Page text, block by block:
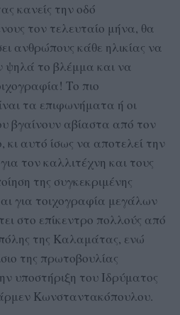
κανείς την οδό
τον τελευταίο μήνα, θα
ανθρώπους κάθε ηλικίας να
ψηλά το βλέμμα και να
Το πιο
τα επιφωνήματα ή οι
βγαίνουν αβίαστα από τον
αυτό ίσως να αποτελεί την
τον καλλιτέχνη και τους
της συγκεκριμένης
για τοιχογραφία μεγάλων
στο επίκεντρο πολλούς από
της Καλαμάτας, ενώ
της πρωτοβουλίας
υποστήριξη του Ιδρύματος
Κωνσταντακόπουλου.